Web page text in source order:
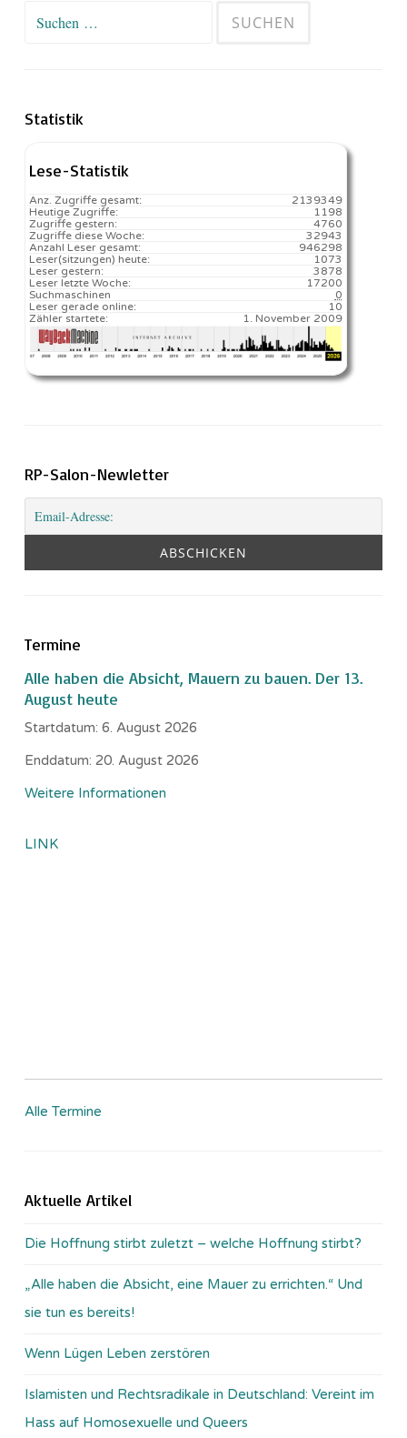
Suchen
Statistik
Lese-Statistik
2139349
Anz. Zugriffe gesamt:
1198
Heutige Zugriffe:
4760
Zugriffe gestern:
32943
Zugriffe diese Woche:
946298
Anzahl Leser gesamt:
1073️
Leser(sitzungen) heute:
3878
Leser gestern:
17200️
Leser letzte Woche:
0
Suchmaschinen
10
Leser gerade online:
1. November 2009
Zähler startete:
RP-Salon-Newletter
Termine
Alle haben die Absicht, Mauern zu bauen. Der 13.
August heute
Startdatum: 6. August 2026
Enddatum: 20. August 2026
Weitere Informationen
LINK
Alle Termine
Aktuelle Artikel
Die Hoffnung stirbt zuletzt – welche Hoffnung stirbt?
„Alle haben die Absicht, eine Mauer zu errichten.“ Und
sie tun es bereits!
Wenn Lügen Leben zerstören
Islamisten und Rechtsradikale in Deutschland: Vereint im
Hass auf Homosexuelle und Queers